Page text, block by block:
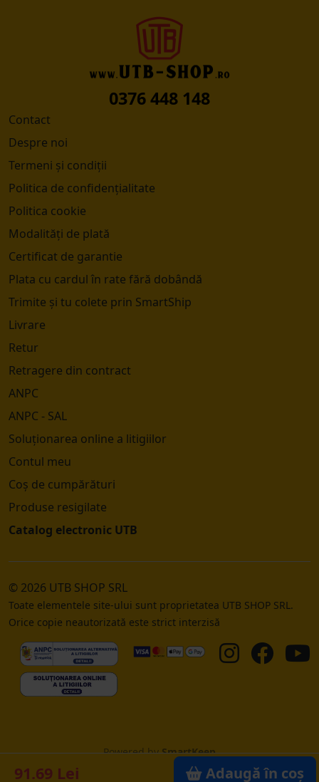
0376 448 148
Contact
Despre noi
Termeni și condiții
Politica de confidențialitate
Politica cookie
Modalități de plată
Certificat de garantie
Plata cu cardul în rate fără dobândă
Trimite și tu colete prin SmartShip
Livrare
Retur
Retragere din contract
ANPC
ANPC - SAL
Soluționarea online a litigiilor
Contul meu
Coș de cumpărături
Produse resigilate
Catalog electronic UTB
© 2026 UTB SHOP SRL
Toate elementele site-ului sunt proprietatea UTB SHOP SRL.
Orice copie neautorizată este strict interzisă
Powered bySmartKeep
91.69 Lei Adaugă în coș